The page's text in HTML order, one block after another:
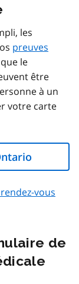
les
preuves
le
être
à un
votre carte
vous
de